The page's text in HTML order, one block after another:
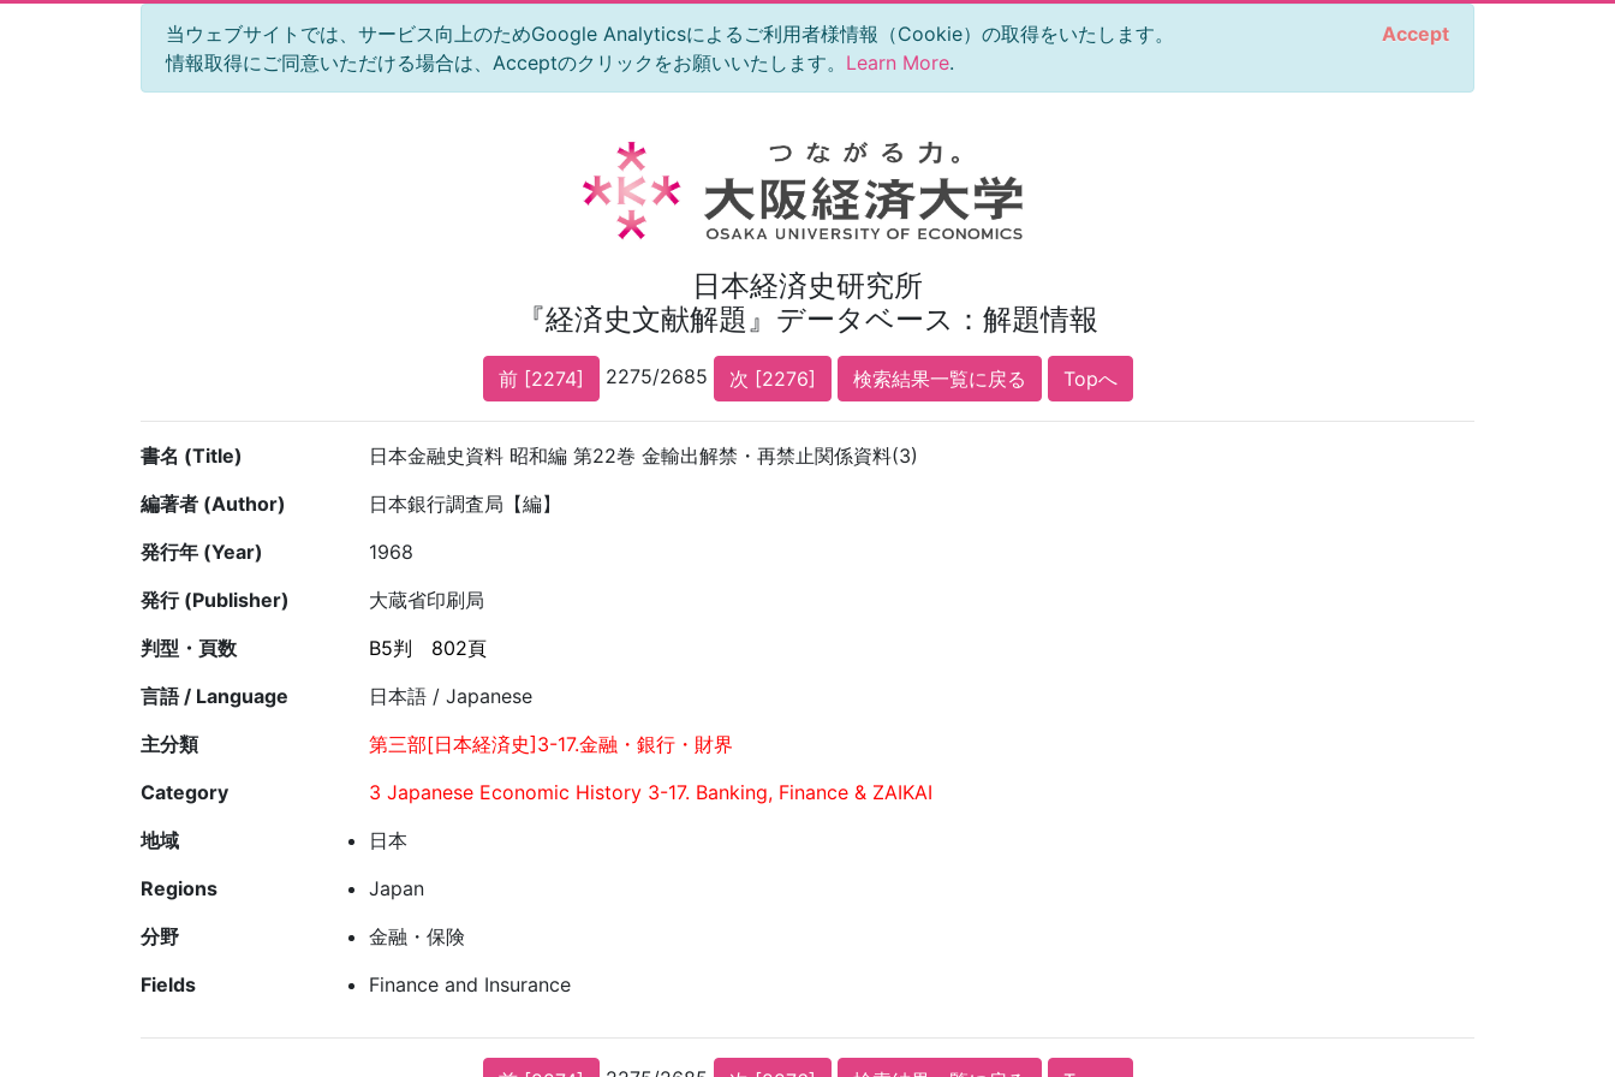
当ウェブサイトでは、サービス向上のためGoogle Analyticsによるご利用者様情報（Cookie）の取得をいたします。
情報取得にご同意いただける場合は、Acceptのクリックをお願いいたします。 Learn More.
Accept
日本経済史研究所
『経済史文献解題』データベース：解題情報
前 [2274] 2275/2685 次 [2276] 検索結果一覧に戻る Topへ
書名 (Title)
日本金融史資料 昭和編 第22巻 金輸出解禁・再禁止関係資料(3)
編著者 (Author)
日本銀行調査局【編】
発行年 (Year)
1968
発行 (Publisher)
大蔵省印刷局
判型・頁数
B5判
802頁
言語 / Language
日本語 / Japanese
主分類
第三部[日本経済史]3-17.金融・銀行・財界
Category
3 Japanese Economic History 3-17. Banking, Finance & ZAIKAI
地域
日本
Regions
Japan
分野
金融・保険
Fields
Finance and Insurance